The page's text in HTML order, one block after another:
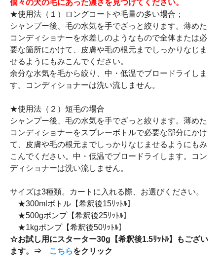
個々の犬の毛にあった濃さを見つけてください。
★使用法（１）ロングコートや毛量の多い場合；
シャンプー後、毛の水気を手でざっと絞ります。薄めた
コンディショナーを水差しのようなもので全体または必
要な箇所にかけて、皮膚や毛の根元までしっかりなじま
せるようにもみこんでください。
余分な水気を毛から絞り、中・低温でブロードライしま
す。コンディショナーは洗い流しません。
★使用法（２）短毛の場合
シャンプー後、毛の水気を手でざっと絞ります。薄めた
コンディショナーをスプレーボトルで必要な部分にかけ
て、皮膚や毛の根元までしっかりなじませるようにもみ
こんでください。中・低温でブロードライします。コン
ディショナーは洗い流しません。
サイズは3種類。カートに入れる際、お選びください。
★300mlボトル【希釈後15ﾘｯﾄﾙ】
★500gポンプ【希釈後25ﾘｯﾄﾙ】
★1kgポンプ【希釈後50ﾘｯﾄﾙ】
☆お試し用にスターター30g【希釈後1.5ﾘｯﾄﾙ】もござい
ます。⇒
こちらをクリック